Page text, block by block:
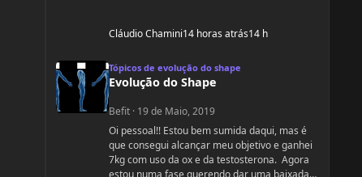
Cláudio Chamini14 horas atrás14 h
Tópicos de evolução do shape
Evolução do Shape
Befit· 19 de Maio, 2019
Oi pessoal!! Estou bem sumida daqui, mas é
que consegui alcançar meu objetivo e ganhei
7kg com uso da ox e da testosterona. Agora